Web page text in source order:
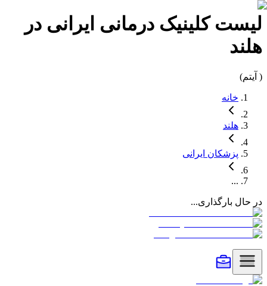
لیستکلینیک درمانی ایرانی در
هلند
( آیتم)
خانه
هلند
پزشکان ایرانی
...
در حال بارگذاری...